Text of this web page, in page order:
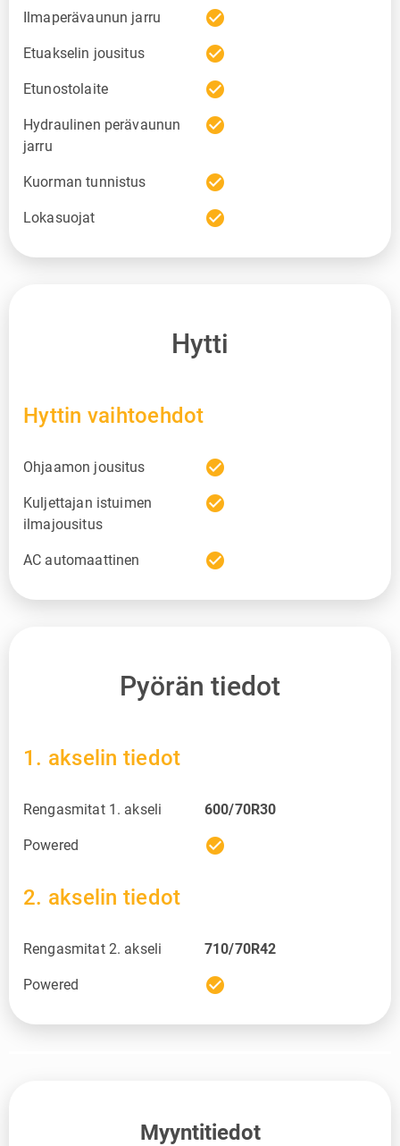
Ilmaperävaunun jarru check_circle
Etuakselin jousitus check_circle
Etunostolaite check_circle
Hydraulinen perävaunun
jarru
check_circle
Kuorman tunnistus check_circle
Lokasuojat check_circle
Hytti
Hyttin vaihtoehdot
Ohjaamon jousitus check_circle
Kuljettajan istuimen
ilmajousitus
check_circle
AC automaattinen check_circle
Pyörän tiedot
1. akselin tiedot
Rengasmitat 1. akseli 600/70R30
Powered check_circle
2. akselin tiedot
Rengasmitat 2. akseli 710/70R42
Powered check_circle
Myyntitiedot